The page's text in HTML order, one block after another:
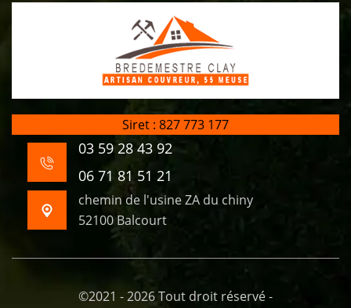
Siret : 827 773 177
03 59 28 43 92
06 71 81 51 21
chemin de l'usine ZA du chiny
52100 Balcourt
©2021 - 2026 Tout droit réservé -